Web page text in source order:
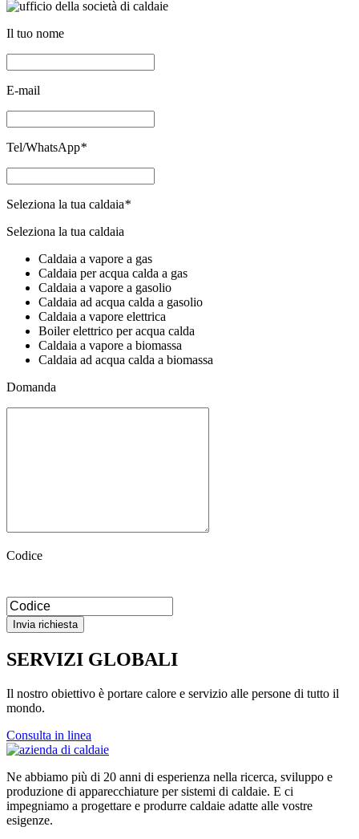
Il tuo nome
E-mail
Tel/WhatsApp*
Seleziona la tua caldaia*
Seleziona la tua caldaia
Caldaia a vapore a gas
Caldaia per acqua calda a gas
Caldaia a vapore a gasolio
Caldaia ad acqua calda a gasolio
Caldaia a vapore elettrica
Boiler elettrico per acqua calda
Caldaia a vapore a biomassa
Caldaia ad acqua calda a biomassa
Domanda
Codice
SERVIZI GLOBALI
Il nostro obiettivo è portare calore e servizio alle persone di tutto il
mondo.
Consulta in linea
Ne abbiamo più di 20 anni di esperienza nella ricerca, sviluppo e
produzione di apparecchiature per sistemi di caldaie. E ci
impegniamo a progettare e produrre caldaie adatte alle vostre
esigenze.